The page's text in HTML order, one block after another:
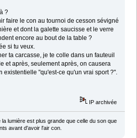
?
faire le con au tournoi de cesson sévigné
et dont la galette saucisse et le verre
encore au bout de la table ?
si tu veux.
ta carcasse, je te colle dans un fauteuil
et après, seulement après, on causera
existentielle "qu'est-ce qu'un vrai sport ?".
IP archivée
lumière est plus grande que celle du son que
avant d'avoir l'air con.